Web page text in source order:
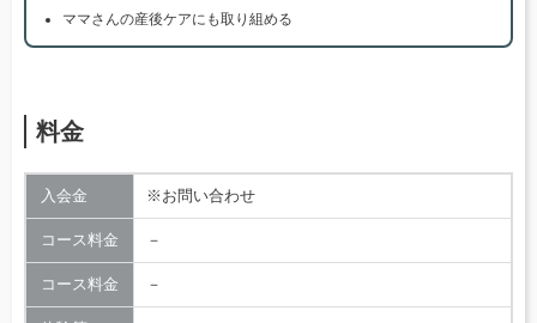
ママさんの産後ケアにも取り組める
料金
入会金 ※お問い合わせ
コース料金 －
コース料金 －